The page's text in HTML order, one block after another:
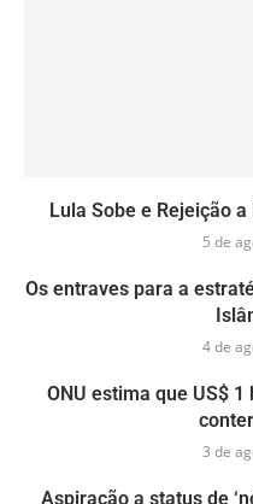
Lula Sobe e Rejeição
5 de
Os entraves para a
4 de
ONU estima que US$
3 de
Aspiração a status de